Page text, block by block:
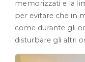
memorizzati e la
per evitare che in
come durante gli
disturbare gli altri